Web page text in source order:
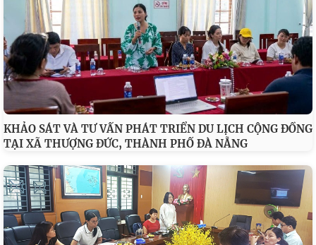
KHẢO SÁT VÀ TƯ VẤN PHÁT TRIỂN DU LỊCH CỘNG ĐỒNG
TẠI XÃ THƯỢNG ĐỨC, THÀNH PHỐ ĐÀ NẴNG